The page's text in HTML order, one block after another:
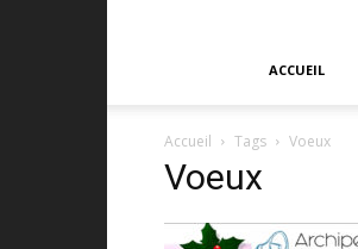
ACCUEIL
Accueil Tags Voeux
Voeux